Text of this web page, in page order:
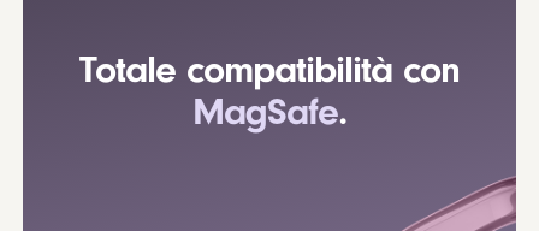
Totale compatibilità con
MagSafe.